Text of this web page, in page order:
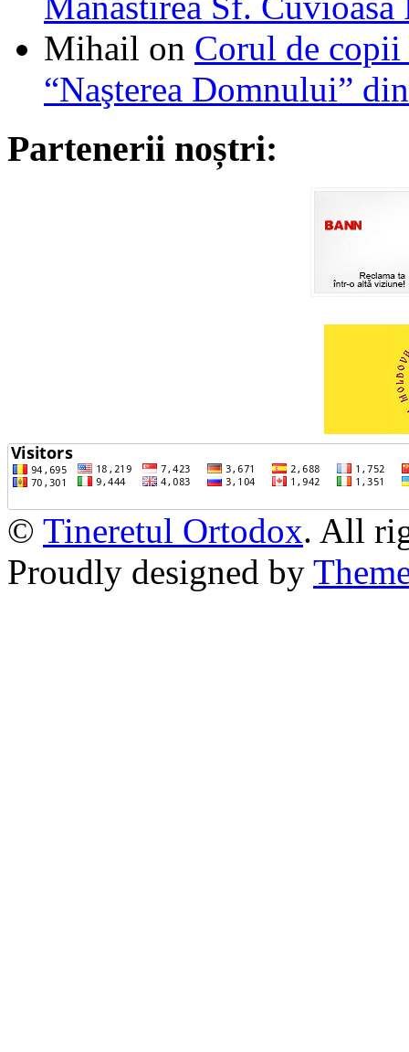
Mihail on Corul de
“Naşterea Domnului”
Partenerii noștri:
© Tineretul Ortodox. All
Proudly designed by